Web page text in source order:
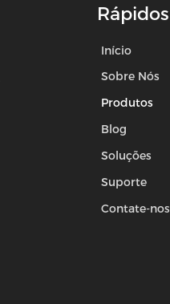
Rápidos
Início
Sobre Nós
Produtos
Blog
Soluções
Suporte
Contate-nos